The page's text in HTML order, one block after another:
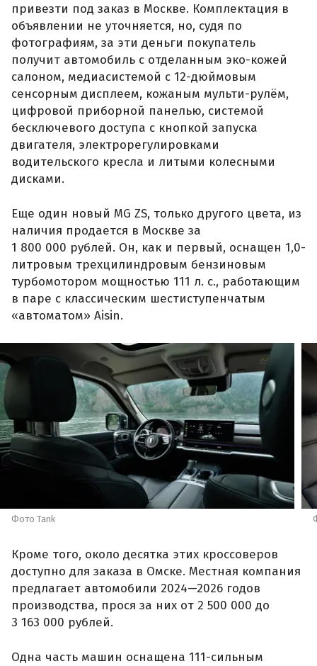
привезти под заказ в Москве. Комплектация в
объявлении не уточняется, но, судя по
фотографиям, за эти деньги покупатель
получит автомобиль с отделанным эко-кожей
салоном, медиасистемой с 12-дюймовым
сенсорным дисплеем, кожаным мульти-рулём,
цифровой приборной панелью, системой
бесключевого доступа с кнопкой запуска
двигателя, электрорегулировками
водительского кресла и литыми колесными
дисками.
Еще один новый MG ZS, только другого цвета, из
наличия продается в Москве за
1 800 000 рублей. Он, как и первый, оснащен 1,0-
литровым трехцилиндровым бензиновым
турбомотором мощностью 111 л. с., работающим
в паре с классическим шестиступенчатым
«автоматом» Aisin.
Фото Tank
Кроме того, около десятка этих кроссоверов
доступно для заказа в Омске. Местная компания
предлагает автомобили 2024—2026 годов
производства, прося за них от 2 500 000 до
3 163 000 рублей.
Одна часть машин оснащена 111-сильным